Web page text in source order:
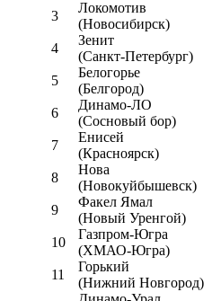
3
Локомотив
(Новосибирск)
4
Зенит
(Санкт-Петербург)
5
Белогорье
(Белгород)
6
Динамо-ЛО
(Сосновый бор)
7
Енисей
(Красноярск)
8
Нова
(Новокуйбышевск)
9
Факел Ямал
(Новый Уренгой)
10
Газпром-Югра
(ХМАО-Югра)
11
Горький
(Нижний Новгород)